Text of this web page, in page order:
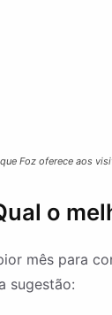
Foz oferece aos
o
mês para
sugestão: